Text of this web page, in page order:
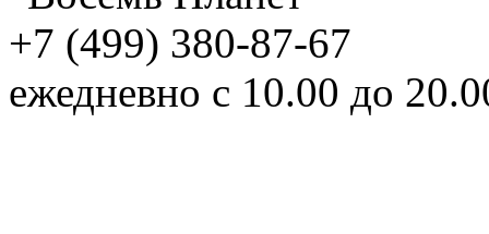
+7 (499) 380-87-67
ежедневно с 10.00 до